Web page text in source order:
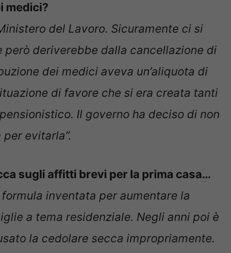
medici?
del Lavoro. Sicuramente ci si
deriverebbe dalla cancellazione di
dei medici aveva un’aliquota di
di favore che si era creata tanti
Il governo ha deciso di non
evitarla”.
sugli affitti brevi per la prima casa…
inventata per aumentare la
a tema residenziale. Negli anni poi è
la cedolare secca impropriamente.